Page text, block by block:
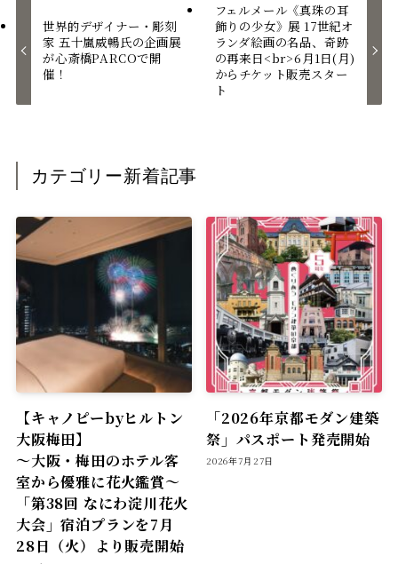
世界的デザイナー・彫刻
家 五十嵐威暢氏の企画展
が心斎橋PARCOで開
催！
フェルメール《真珠の耳
飾りの少女》展 17世紀オ
ランダ絵画の名品、奇跡
の再来日<br>6月1日(月)
からチケット販売スター
ト
カテゴリー新着記事
【キャノピーbyヒルトン
大阪梅田】
〜大阪・梅田のホテル客
室から優雅に花火鑑賞〜
「第38回 なにわ淀川花火
大会」宿泊プランを7月
28日（火）より販売開始
「2026年京都モダン建築
祭」パスポート発売開始
2026年7月27日